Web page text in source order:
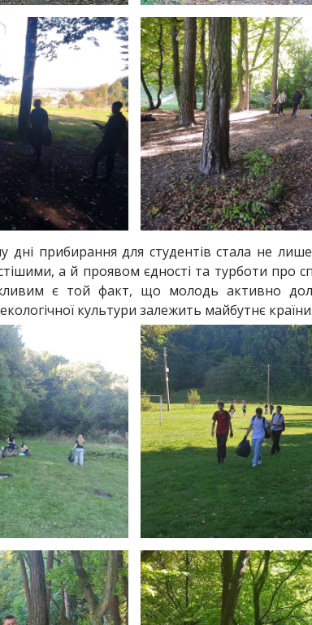
дні прибирання для студентів стала не
а й проявом єдності та турботи про
є той факт, що молодь активно
культури залежить майбутнє країни.